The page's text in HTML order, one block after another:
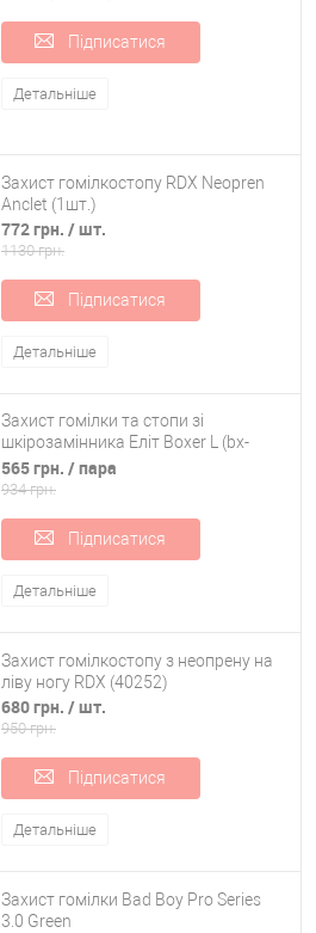
Підписатися
Детальніше
Захист гомілкостопу RDX Neopren
Anclet (1шт.)
772 грн. / шт.
1130 грн.
Підписатися
Детальніше
Захист гомілки та стопи зі
шкірозамінника Еліт Boxer L (bx-
0047)
565 грн. / пара
934 грн.
Підписатися
Детальніше
Захист гомілкостопу з неопрену на
ліву ногу RDX (40252)
680 грн. / шт.
950 грн.
Підписатися
Детальніше
Захист гомілки Bad Boy Pro Series
3.0 Green